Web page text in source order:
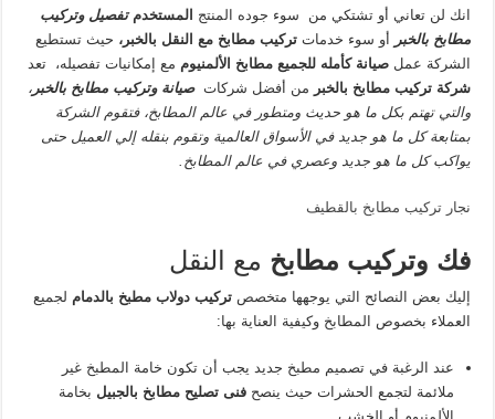
انك لن تعاني أو تشتكي من سوء جوده المنتج المستخدمتفصيل وتركيب
مطابخ بالخبر
أو سوء خدماتتركيب مطابخ مع النقل بالخبر، حيث تستطيع
الشركة عملصيانة كأمله للجميع مطابخ الألمنيوم مع إمكانيات تفصيله، تعد
شركة تركيب مطابخ بالخبر من أفضل شركات صيانة وتركيب مطابخ بالخبر،
والتي تهتم بكل ما هو حديث ومتطور في عالم المطابخ، فتقوم الشركة
بمتابعة كل ما هو جديد في الأسواق العالمية وتقوم بنقله إلي العميل حتى
يواكب كل ما هو جديد وعصري في عالم المطابخ.
نجار تركيب مطابخ بالقطيف
فك وتركيب مطابخ مع النقل
إليك بعض النصائح التي يوجهها متخصص تركيب دولاب مطبخ بالدمام لجميع
العملاء بخصوص المطابخ وكيفية العناية بها:
عند الرغبة في تصميم مطبخ جديد يجب أن تكون خامة المطبخ غير
ملائمة لتجمع الحشرات حيث ينصحفنى تصليح مطابخ بالجبيل بخامة